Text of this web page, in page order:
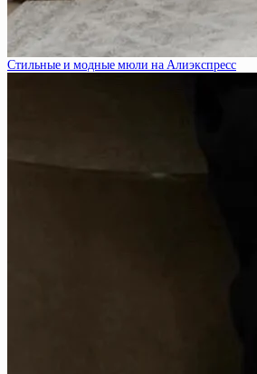
Стильные и модные мюли на Алиэкспресс